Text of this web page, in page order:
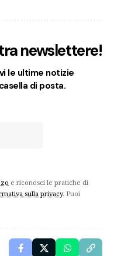
newslettere!
le ultime notizie
di posta.
e riconosci le pratiche di
sulla privacy. Puoi